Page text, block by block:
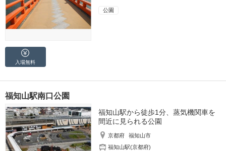
公園
入場無料
福知山駅南口公園
福知山駅から徒歩1分、蒸気機関車を
間近に見られる公園
京都府
福知山市
福知山駅(京都府)